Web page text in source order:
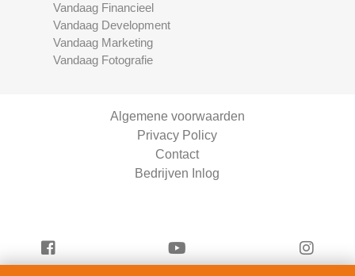
Vandaag Financieel
Vandaag Development
Vandaag Marketing
Vandaag Fotografie
Algemene voorwaarden
Privacy Policy
Contact
Bedrijven Inlog